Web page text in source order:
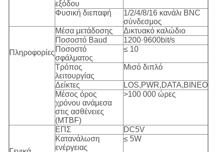
εξόδου
Φυσική διεπαφή
1/2/4/8/16 κανάλι BNC
σύνδεσμος
Πληροφορίες
Μέσα μετάδοσης
Δικτυακό καλώδιο
Ποσοστό Baud
1200·9600bit/s
Ποσοστό
σφάλματος
≤ 10
Τρόπος
λειτουργίας
Μισό διπλό
Δείκτες
LOS,PWR,DATA,ΒΙΝΕΟ
Μέσος όρος
χρόνου ανάμεσα
στις ασθένειες
(MTBF)
>100 000 ώρες
ΕΠΣ
DC5V
Κατανάλωση
ενέργειας
≤ 5W